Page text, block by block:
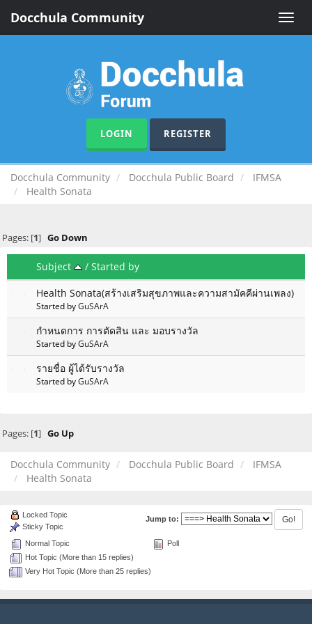
Toggle
Docchula Community
LOGIN REGISTER
Docchula Community Docchula Public Board
IFMSA
Health Sonata
Pages: [1] Go Down
Subject / Started by
Health Sonata(สร้างเสริมสุขภาพและความสามัคคีผ่านเพลง)
Started byGuSArA
กำหนดการ การตัดสิน และ มอบรางวัล
Started byGuSArA
รายชื่อ ผู้ได้รับรางวัล
Started byGuSArA
Pages: [1] Go Up
Docchula Community Docchula Public Board
IFMSA
Health Sonata
Jump to:
Normal Topic
Hot Topic (More than 15 replies)
Very Hot Topic (More than 25 replies)
Locked Topic
Sticky Topic
Poll